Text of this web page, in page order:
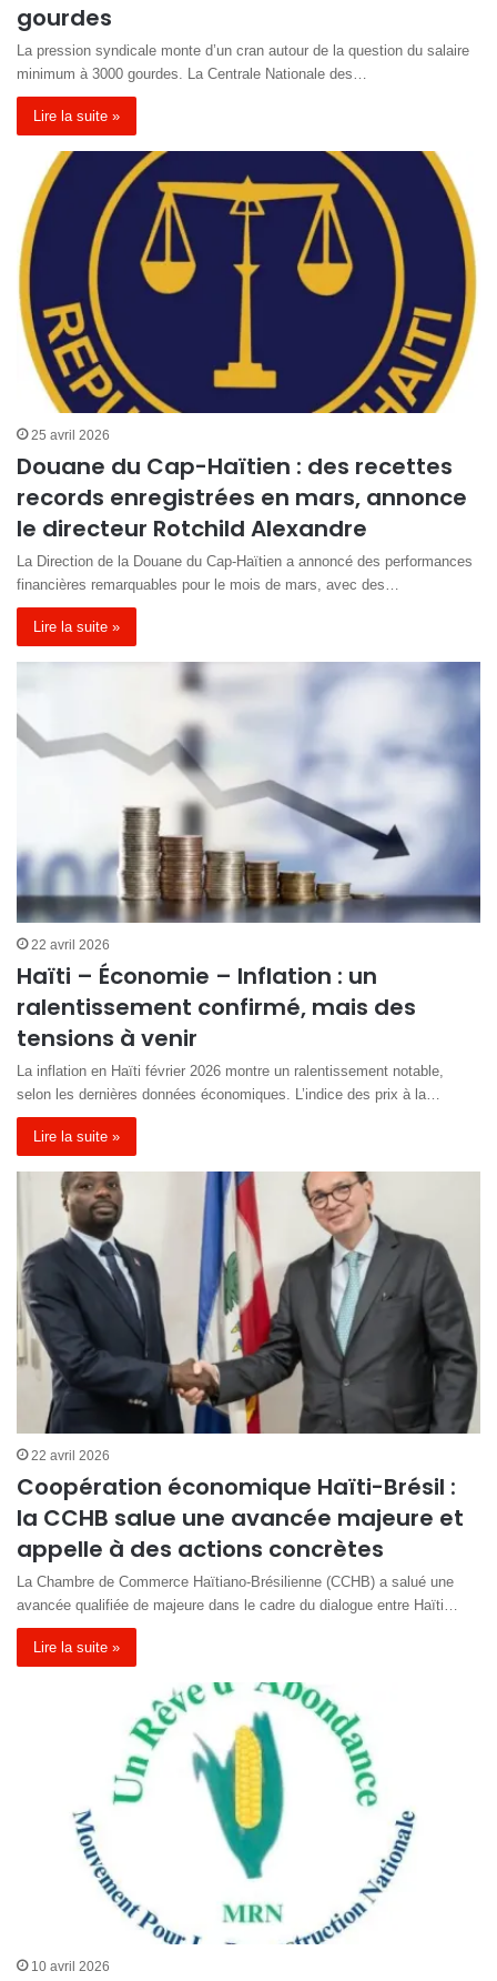
gourdes
La pression syndicale monte d’un cran autour de la question du salaire
minimum à 3000 gourdes. La Centrale Nationale des…
Lire la suite »
25 avril 2026
Douane du Cap-Haïtien : des recettes
records enregistrées en mars, annonce
le directeur Rotchild Alexandre
La Direction de la Douane du Cap-Haïtien a annoncé des performances
financières remarquables pour le mois de mars, avec des…
Lire la suite »
22 avril 2026
Haïti – Économie – Inflation : un
ralentissement confirmé, mais des
tensions à venir
La inflation en Haïti février 2026 montre un ralentissement notable,
selon les dernières données économiques. L’indice des prix à la…
Lire la suite »
22 avril 2026
Coopération économique Haïti-Brésil :
la CCHB salue une avancée majeure et
appelle à des actions concrètes
La Chambre de Commerce Haïtiano-Brésilienne (CCHB) a salué une
avancée qualifiée de majeure dans le cadre du dialogue entre Haïti…
Lire la suite »
10 avril 2026